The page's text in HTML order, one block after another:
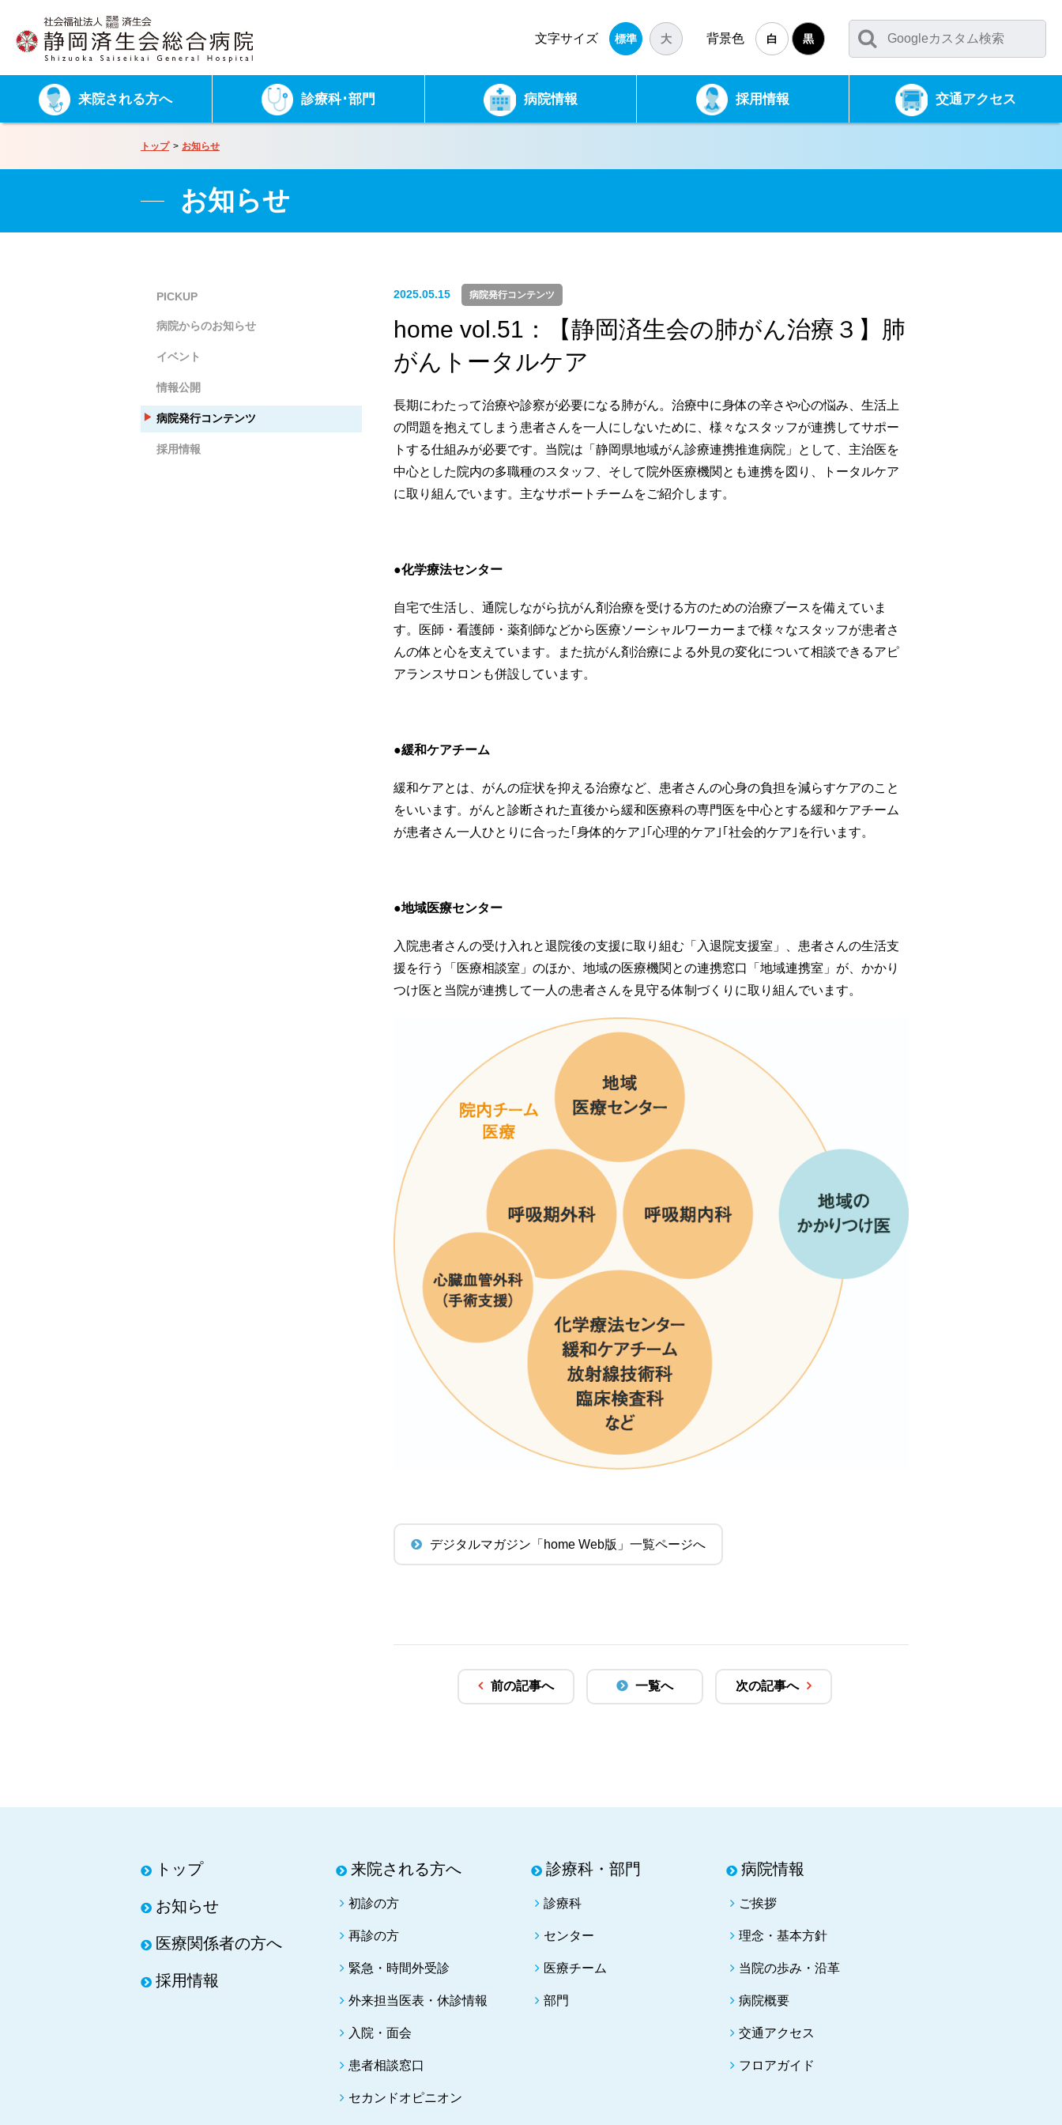
文字サイズ 標準 大 背景色 白 黒
来院される方へ 診療科･部門 病院情報 採用情報 交通アクセス
トップ お知らせ
お知らせ
2025.05.15 病院発行コンテンツ
home vol.51：【静岡済生会の肺がん治療３】肺
がんトータルケア
長期にわたって治療や診察が必要になる肺がん。治療中に身体の辛さや心の悩み、生活上
の問題を抱えてしまう患者さんを一人にしないために、様々なスタッフが連携してサポー
トする仕組みが必要です。当院は「静岡県地域がん診療連携推進病院」として、主治医を
中心とした院内の多職種のスタッフ、そして院外医療機関とも連携を図り、トータルケア
に取り組んでいます。主なサポートチームをご紹介します。
●化学療法センター
自宅で生活し、通院しながら抗がん剤治療を受ける方のための治療ブースを備えていま
す。
医師・看護師・薬剤師などから医療ソーシャルワーカーまで様々なスタッフが患者さ
んの体と心を支えています。また抗がん剤治療による外見の変化について相談できるアピ
アランスサロンも併設しています。
●緩和ケアチーム
緩和ケアとは、がんの症状を抑える治療など、患者さんの心身の負担を減らすケアのこと
をいいます。がんと診断された直後から緩和医療科の専門医を中心とする緩和ケアチーム
が患者さん一人ひとりに合った｢身体的ケア｣｢心理的ケア｣｢社会的ケア｣を行います。
●地域医療センター
入院患者さんの受け入れと退院後の支援に取り組む「入退院支援室」、患者さんの生活支
援を行う「医療相談室」のほか、 地域の医療機関 との連携窓口「地域連携室」が、かかり
つけ医と当院が連携して一人の患者さんを見守る体制づくりに取り組んでいます。
デジタルマガジン「home Web版」一覧ページへ
前の記事へ 一覧へ 次の記事へ
PICKUP
病院からのお知らせ
イベント
情報公開
病院発行コンテンツ
採用情報
トップ
お知らせ
医療関係者の方へ
採用情報
来院される方へ
初診の方
再診の方
緊急・時間外受診
外来担当医表・休診情報
入院・面会
患者相談窓口
セカンドオピニオン
診療科・部門
診療科
センター
医療チーム
部門
病院情報
ご挨拶
理念・基本方針
当院の歩み・沿革
病院概要
交通アクセス
フロアガイド